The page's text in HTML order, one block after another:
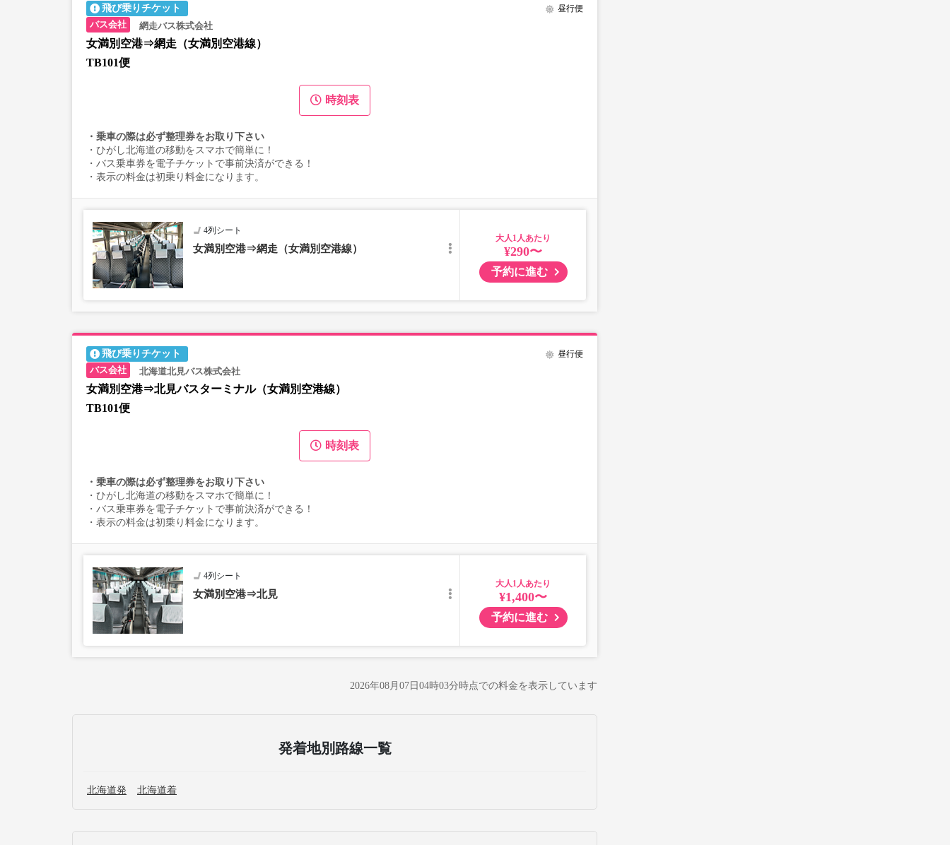
飛び乗りチケット
網走バス株式会社
女満別空港⇒網走（女満別空港線）
TB101便
昼行便
時刻表
・乗車の際は必ず整理券をお取り下さい
・ひがし北海道の移動をスマホで簡単に！
・バス乗車券を電子チケットで事前決済ができる！
・表示の料金は初乗り料金になります。
4列シート
女満別空港⇒網走（女満別空港線）
大人
¥290〜
予約に進む
飛び乗りチケット
北海道北見バス株式会社
女満別空港⇒北見バスターミナル（女満別空港線）
TB101便
昼行便
時刻表
・乗車の際は必ず整理券をお取り下さい
・ひがし北海道の移動をスマホで簡単に！
・バス乗車券を電子チケットで事前決済ができる！
・表示の料金は初乗り料金になります。
4列シート
女満別空港⇒北見
大人
¥1,400〜
予約に進む
2026年08月07日04時03分時点での料金を表示しています
発着地別路線一覧
北海道発 北海道着